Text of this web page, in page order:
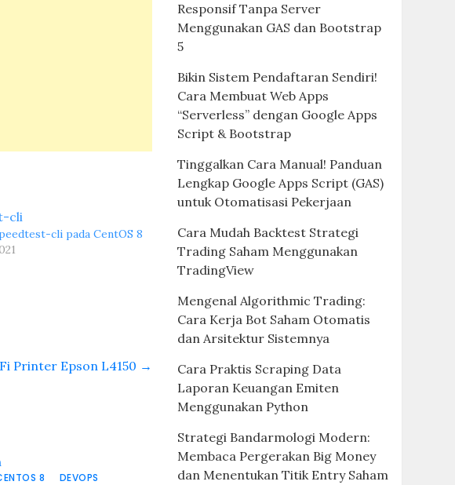
cli pada CentOS 8
Printer Epson L4150 →
8
DEVOPS
Responsif Tanpa Server
Menggunakan GAS dan Bootstrap
5
Bikin Sistem Pendaftaran Sendiri!
Cara Membuat Web Apps
“Serverless” dengan Google Apps
Script & Bootstrap
Tinggalkan Cara Manual! Panduan
Lengkap Google Apps Script (GAS)
untuk Otomatisasi Pekerjaan
Cara Mudah Backtest Strategi
Trading Saham Menggunakan
TradingView
Mengenal Algorithmic Trading:
Cara Kerja Bot Saham Otomatis
dan Arsitektur Sistemnya
Cara Praktis Scraping Data
Laporan Keuangan Emiten
Menggunakan Python
Strategi Bandarmologi Modern:
Membaca Pergerakan Big Money
dan Menentukan Titik Entry Saham